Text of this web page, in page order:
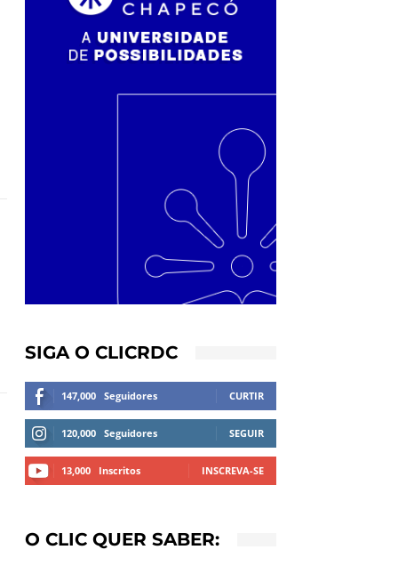
SIGA O CLICRDC
147,000 Seguidores CURTIR
120,000 Seguidores SEGUIR
13,000 Inscritos INSCREVA-SE
O CLIC QUER SABER: